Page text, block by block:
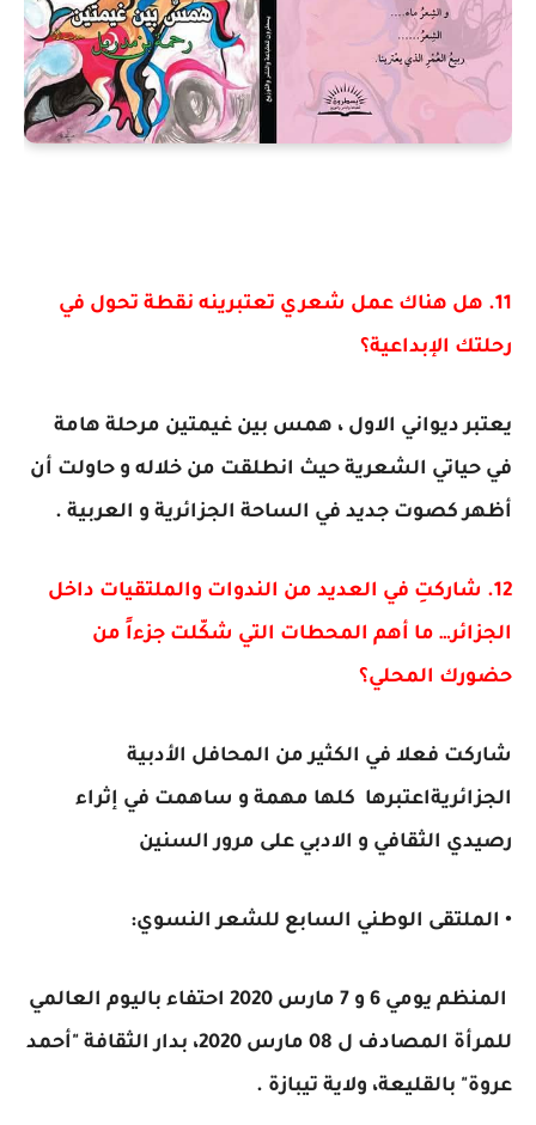
11. هل هناك عمل شعري تعتبرينه نقطة تحول في
رحلتك الإبداعية؟
يعتبر ديواني الاول ، همس بين غيمتين مرحلة هامة
في حياتي الشعرية حيث انطلقت من خلاله و حاولت أن
أظهر كصوت جديد في الساحة الجزائرية و العربية .
12. شاركتِ في العديد من الندوات والملتقيات داخل
الجزائر… ما أهم المحطات التي شكّلت جزءاً من
حضورك المحلي؟
شاركت فعلا في الكثير من المحافل الأدبية
الجزائريةاعتبرها كلها مهمة و ساهمت في إثراء
رصيدي الثقافي و الادبي على مرور السنين
• الملتقى الوطني السابع للشعر النسوي:
المنظم يومي 6 و 7 مارس 2020 احتفاء باليوم العالمي
للمرأة المصادف ل 08 مارس 2020، بدار الثقافة "أحمد
عروة" بالقليعة، ولاية تيبازة .